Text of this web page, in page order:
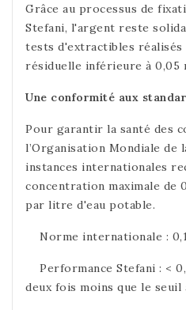
Grâce au processus de
Stefani, l'argent reste
tests d'extractibles réalisés
résiduelle inférieure à 0,05
Une conformité aux
Pour garantir la santé des
l’Organisation Mondiale de
instances internationales
concentration maximale de
par litre d'eau potable.
Norme internationale :
Performance Stefani : <
deux fois moins que le seuil